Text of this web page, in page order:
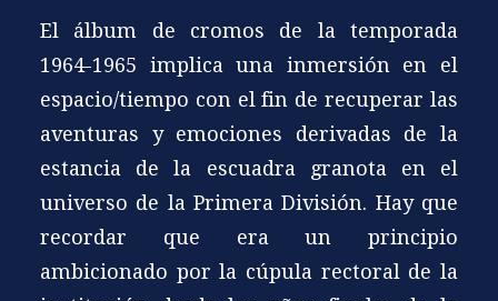
El álbum de cromos de la temporada
1964-1965 implica una inmersión en el
espacio/tiempo con el fin de recuperar las
aventuras y emociones derivadas de la
estancia de la escuadra granota en el
universo de la Primera División. Hay que
recordar que era un principio
ambicionado por la cúpula rectoral de la